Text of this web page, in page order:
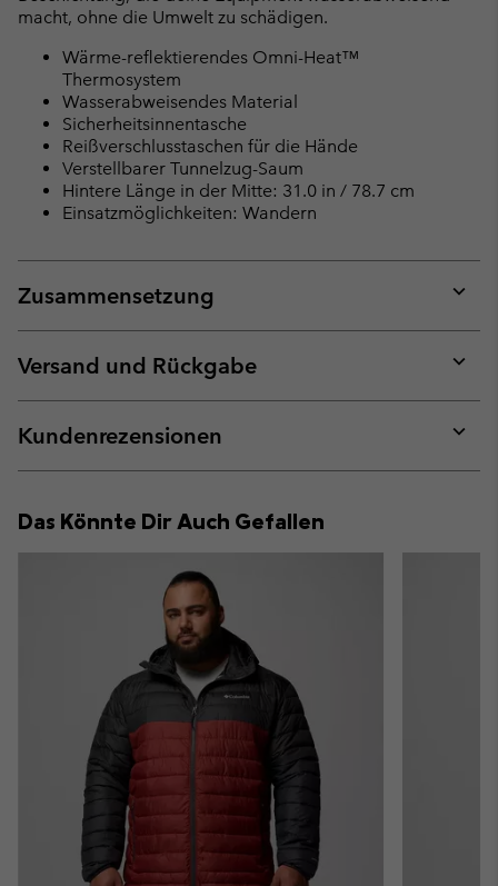
macht, ohne die Umwelt zu schädigen.
Wärme-reflektierendes Omni-Heat™
Thermosystem
Wasserabweisendes Material
Sicherheitsinnentasche
Reißverschlusstaschen für die Hände
Verstellbarer Tunnelzug-Saum
Hintere Länge in der Mitte: 31.0 in / 78.7 cm
Einsatzmöglichkeiten: Wandern
Zusammensetzung
or
Versand und Rückgabe
or
Kundenrezensionen
or
Das Könnte Dir Auch Gefallen